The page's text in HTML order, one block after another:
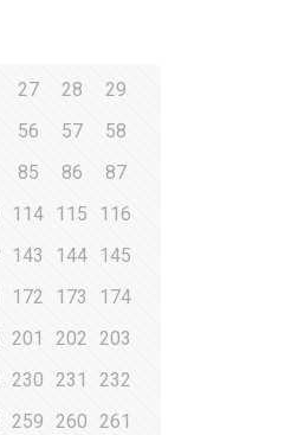
27 28
29
56 57
58
85 86
87
114 115
116
143 144 145
172 173
174
201 202
203
230 231
232
259 260
261